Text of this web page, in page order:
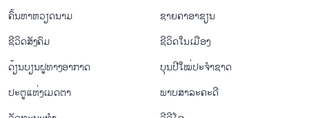
ຄົ້ນຫາຫວຽດນາມ
ຊາຍຄາອາຊຽນ
ຊີ​ວິດ​ສັງ​ຄົມ
ຊີ​ວິດ​ໃນ​ເມືອງ
ດ້ຽນບຽນ​ຝູທາງ​ອາກາດ
ບຸນປີໃໝ່ປະຈຳຊາດ
ປະຕູແຫ່ງເມດຕາ
ພາບສາລະຄະດີ